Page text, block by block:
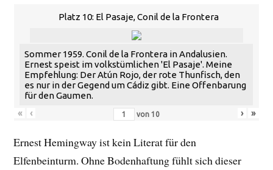
Platz 10: El Pasaje, Conil de la Frontera
Sommer 1959. Conil de la Frontera in Andalusien.
Ernest speist im volkstümlichen 'El Pasaje'. Meine
Empfehlung: Der Atún Rojo, der rote Thunfisch, den
es nur in der Gegend um Cádiz gibt. Eine Offenbarung
für den Gaumen.
«
‹ von 10 › »
Ernest Hemingway ist kein Literat für den
Elfenbeinturm. Ohne Bodenhaftung fühlt sich dieser